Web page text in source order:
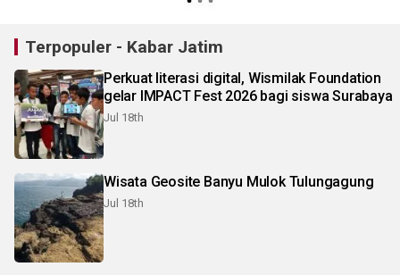
Terpopuler - Kabar Jatim
Perkuat literasi digital, Wismilak Foundation
gelar IMPACT Fest 2026 bagi siswa Surabaya
Jul 18th
Wisata Geosite Banyu Mulok Tulungagung
Jul 18th